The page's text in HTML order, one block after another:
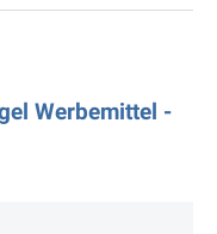
Werbemittel -